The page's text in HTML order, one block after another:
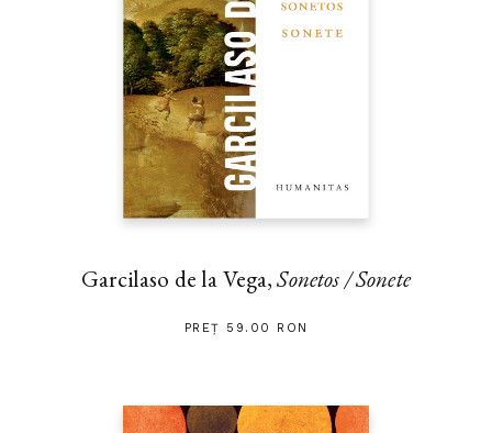
Garcilaso de la Vega,Sonetos / Sonete
PREȚ 59.00 RON